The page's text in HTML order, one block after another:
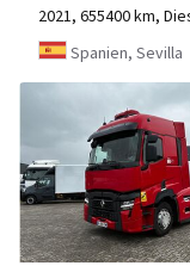
Spanien, Sevilla